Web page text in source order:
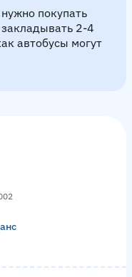
покупать
2-4
автобусы могут